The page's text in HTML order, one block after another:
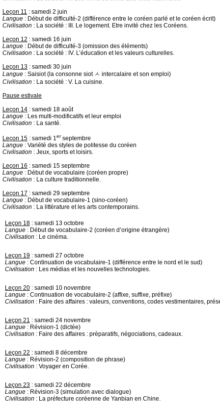
Leçon 11 : samedi 2 juin
Langue : Début de difficulté-2 (différence entre le coréen parlé et le coréen écrit)
Civilisation : La société : III. Le logement. Etre invité chez les Coréens.
Leçon 12 : samedi 16 juin
Langue : Début de difficulté-3 (omission des éléments)
Civilisation : La société : IV. L’éducation et les valeurs culturelles.
Leçon 13 : samedi 30 juin
Langue : Saisiot (la consonne siot ㅅ intercalaire et son emploi)
Civilisation : La société : V. La cuisine.
Pause estivale
Leçon 14 : samedi 18 août
Langue : Les multi-modificatifs et leur emploi
Civilisation : La santé.
Leçon 15 : samedi 1er septembre
Langue : Variété des styles de politesse du coréen
Civilisation : Jeux, sports et loisirs.
Leçon 16 : samedi 15 septembre
Langue : Début de vocabulaire (coréen propre)
Civilisation : La culture traditionnelle.
Leçon 17 : samedi 29 septembre
Langue : Début de vocabulaire-1 (sino-coréen)
Civilisation : La littérature et les arts contemporains.
Leçon 18 : samedi 13 octobre
Langue : Début de vocabulaire-2 (coréen d’origine étrangère)
Civilisation : Le cinéma.
Leçon 19 : samedi 27 octobre
Langue : Continuation de vocabulaire-1 (différence entre le nord et le sud)
Civilisation : Les médias et les nouvelles technologies.
Leçon 20 : samedi 10 novembre
Langue : Continuation de vocabulaire-2 (affixe, suffixe, préfixe)
Civilisation : Faire des affaires : valeurs, conventions, codes vestimentaires,
Leçon 21 : samedi 24 novembre
Langue : Révision-1 (dictée)
Civilisation : Faire des affaires : préparatifs, négociations, cadeaux.
Leçon 22 : samedi 8 décembre
Langue : Révision-2 (composition de phrase)
Civilisation : Voyager en Corée.
Leçon 23 : samedi 22 décembre
Langue : Révision-3 (simulation avec dialogue)
Civilisation : La préfecture coréenne de Yanbian en Chine.